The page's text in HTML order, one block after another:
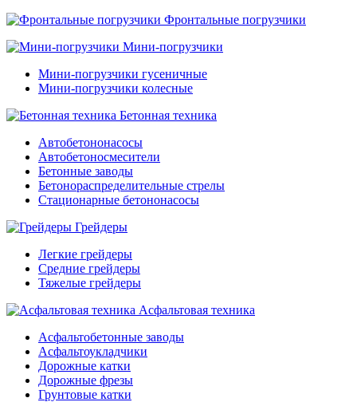
Фронтальные погрузчики
Мини-погрузчики
Мини-погрузчики гусеничные
Мини-погрузчики колесные
Бетонная техника
Автобетононасосы
Автобетоносмесители
Бетонные заводы
Бетонораспределительные стрелы
Стационарные бетононасосы
Грейдеры
Легкие грейдеры
Средние грейдеры
Тяжелые грейдеры
Асфальтовая техника
Асфальтобетонные заводы
Асфальтоукладчики
Дорожные катки
Дорожные фрезы
Грунтовые катки